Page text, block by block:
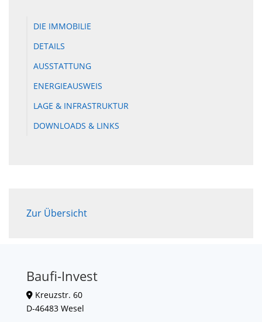
DIE IMMOBILIE
DETAILS
AUSSTATTUNG
ENERGIEAUSWEIS
LAGE & INFRASTRUKTUR
DOWNLOADS & LINKS
Zur Übersicht
Baufi-Invest
Kreuzstr. 60
D-46483 Wesel